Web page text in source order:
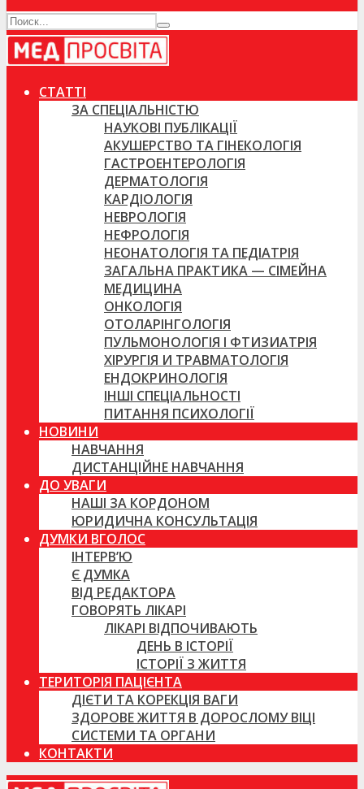
СТАТТІ
ЗА СПЕЦІАЛЬНІСТЮ
НАУКОВІ ПУБЛІКАЦІЇ
АКУШЕРСТВО ТА ГІНЕКОЛОГІЯ
ГАСТРОЕНТЕРОЛОГІЯ
ДЕРМАТОЛОГІЯ
КАРДІОЛОГІЯ
НЕВРОЛОГІЯ
НЕФРОЛОГІЯ
НЕОНАТОЛОГІЯ ТА ПЕДІАТРІЯ
ЗАГАЛЬНА ПРАКТИКА — СІМЕЙНА
МЕДИЦИНА
ОНКОЛОГІЯ
ОТОЛАРІНГОЛОГІЯ
ПУЛЬМОНОЛОГІЯ І ФТИЗИАТРІЯ
ХІРУРГІЯ И ТРАВМАТОЛОГІЯ
ЕНДОКРИНОЛОГІЯ
ІНШІ СПЕЦІАЛЬНОСТІ
ПИТАННЯ ПСИХОЛОГІЇ
НОВИНИ
НАВЧАННЯ
ДИСТАНЦІЙНЕ НАВЧАННЯ
ДО УВАГИ
НАШІ ЗА КОРДОНОМ
ЮРИДИЧНА КОНСУЛЬТАЦІЯ
ДУМКИ ВГОЛОС
ІНТЕРВ’Ю
Є ДУМКА
ВІД РЕДАКТОРА
ГОВОРЯТЬ ЛІКАРІ
ЛІКАРІ ВІДПОЧИВАЮТЬ
ДЕНЬ В ІСТОРІЇ
ІСТОРІЇ З ЖИТТЯ
ТЕРИТОРІЯ ПАЦІЄНТА
ДІЄТИ ТА КОРЕКЦІЯ ВАГИ
ЗДОРОВЕ ЖИТТЯ В ДОРОСЛОМУ ВІЦІ
СИСТЕМИ ТА ОРГАНИ
КОНТАКТИ